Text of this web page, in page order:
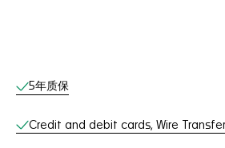
线上服务
5年质保
Credit and debit cards, Wire Transfer,